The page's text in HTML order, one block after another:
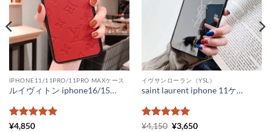
IPHONE11/11PRO/11PRO MAXケース
ルイヴィトン iphone16/15/134ケース 新作 ビトン iphone15pro ケース モノグラムアンプラント ブランド コピー iphone14promax スマホケース ハード
5段階中
¥4,850
イヴサンローラン（YSL）
saint laurent iphone 11ケース 鏡面 メンズ ルイヴィトン アイフォンケース11pro ペア LV iPhone11promax xs xr ケース ハイブランド ロゴ 激安 通販
5段階中5の
¥4,150 元
¥3,650現